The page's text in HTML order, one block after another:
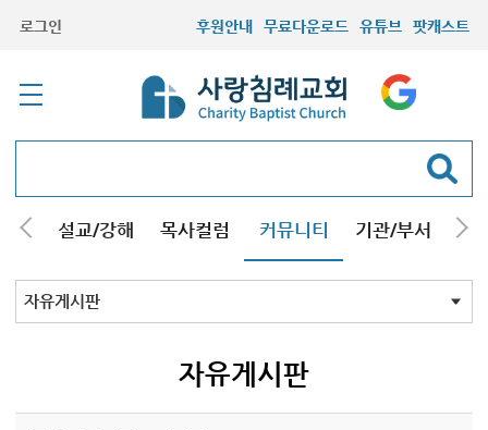
로그인 후원안내 무료다운로드 유튜브 팟캐스트
내 설교/강해 목사컬럼 커뮤니티 기관/부서 선
최근등록자료
자유게시판
자유게시판